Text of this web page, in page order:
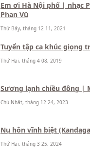
Em ơi Hà Nội phố | nhạc
Phan Vũ
Thứ Bảy, tháng 12 11, 2021
Tuyển tập ca khúc giọng
Thứ Hai, tháng 4 08, 2019
Sương lạnh chiều đông |
Chủ Nhật, tháng 12 24, 2023
Nụ hôn vĩnh biệt
Thứ Hai, tháng 3 25, 2024